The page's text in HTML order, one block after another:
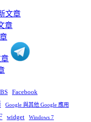
Facebook
Google 與其他 Google 應用
widget Windows 7